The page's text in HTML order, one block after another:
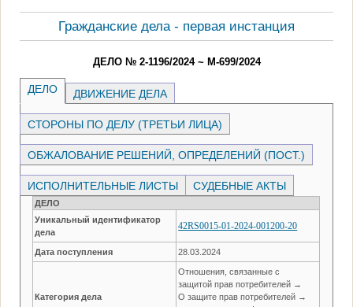
Гражданские дела - первая инстанция
ДЕЛО № 2-1196/2024 ~ М-699/2024
ДЕЛО ДВИЖЕНИЕ ДЕЛА
СТОРОНЫ ПО ДЕЛУ (ТРЕТЬИ ЛИЦА)
ОБЖАЛОВАНИЕ РЕШЕНИЙ, ОПРЕДЕЛЕНИЙ (ПОСТ.)
ИСПОЛНИТЕЛЬНЫЕ ЛИСТЫ СУДЕБНЫЕ АКТЫ
ДЕЛО
Уникальный идентификатор
дела
42RS0015-01-2024-001200-20
Дата поступления 28.03.2024
Категория дела
Отношения, связанные с
защитой прав потребителей →
О защите прав потребителей →